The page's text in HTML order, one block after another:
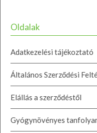
Oldalak
Adatkezelési tájékoztató
Általános Szerződési
Elállás a szerződéstől
Gyógynövényes